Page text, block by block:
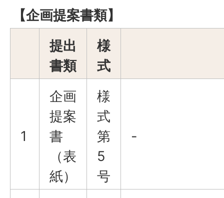
【企画提案書類】
提出
書類
様
式
1
企画
提案
書
（表
紙）
様
式
第
5
号
-